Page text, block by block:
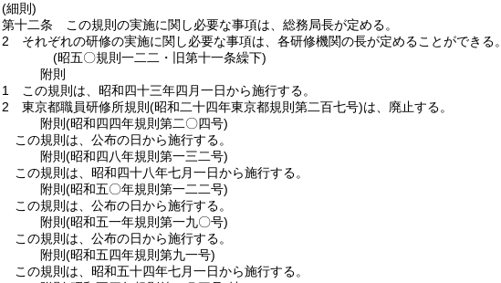
(細則)
第十二条
この規則の実施に関し必要な事項は、総務局長が定める。
2
それぞれの研修の実施に関し必要な事項は、各研修機関の長が定めることができる。
(昭五〇規則一二二・旧第十一条繰下)
附則
1
この規則は、昭和四十三年四月一日から施行する。
2
東京都職員研修所規則 (昭和二十四年東京都規則第二百七号)は、廃止する。
附則 (昭和四四年規則第二〇四号)
この規則は、公布の日から施行する。
附則 (昭和四八年規則第一三二号)
この規則は、昭和四十八年七月一日から施行する。
附則 (昭和五〇年規則第一二二号)
この規則は、公布の日から施行する。
附則 (昭和五一年規則第一九〇号)
この規則は、公布の日から施行する。
附則 (昭和五四年規則第九一号)
この規則は、昭和五十四年七月一日から施行する。